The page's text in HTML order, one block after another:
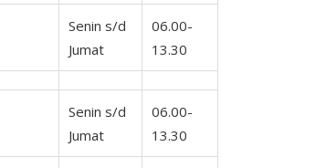
Senin s/d
Jumat
06.00-
13.30
Senin s/d
Jumat
06.00-
13.30